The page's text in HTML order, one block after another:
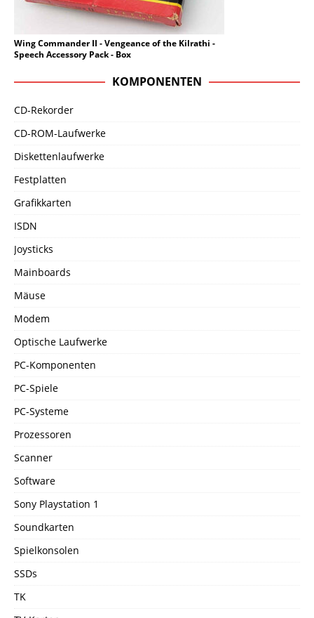
Wing Commander II - Vengeance of the Kilrathi -
Speech Accessory Pack - Box
KOMPONENTEN
CD-Rekorder
CD-ROM-Laufwerke
Diskettenlaufwerke
Festplatten
Grafikkarten
ISDN
Joysticks
Mainboards
Mäuse
Modem
Optische Laufwerke
PC-Komponenten
PC-Spiele
PC-Systeme
Prozessoren
Scanner
Software
Sony Playstation 1
Soundkarten
Spielkonsolen
SSDs
TK